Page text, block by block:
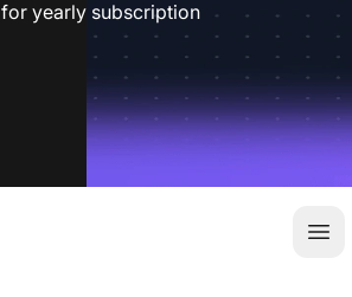
for yearly subscription